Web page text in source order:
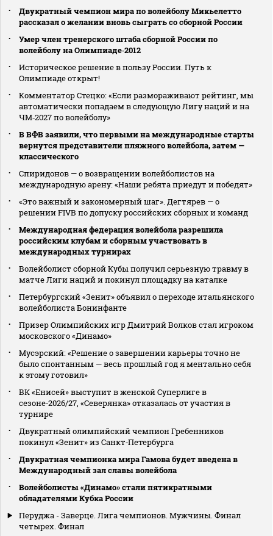
Двукратный чемпион мира по волейболу Микьелетто
рассказал о желании вновь сыграть со сборной России
Умер член тренерского штаба сборной России по
волейболу на Олимпиаде‑2012
Историческое решение в пользу России. Путь к
Олимпиаде открыт!
Комментатор Стецко: «Если размораживают рейтинг, мы
автоматически попадаем в следующую Лигу наций и на
ЧМ‑2027 по волейболу»
В ВФВ заявили, что первыми на международные старты
вернутся представители пляжного волейбола, затем —
классического
Спиридонов — о возвращении волейболистов на
международную арену: «Наши ребята приедут и победят»
«Это важный и закономерный шаг». Дегтярев — о
решении FIVB по допуску российских сборных и команд
Международная федерация волейбола разрешила
российским клубам и сборным участвовать в
международных турнирах
Волейболист сборной Кубы получил серьезную травму в
матче Лиги наций и покинул площадку на каталке
Петербургский «Зенит» объявил о переходе итальянского
волейболиста Бонинфанте
Призер Олимпийских игр Дмитрий Волков стал игроком
московского «Динамо»
Мусэрский: «Решение о завершении карьеры точно не
было спонтанным — весь прошлый год я ментально себя
к этому готовил»
ВК «Енисей» выступит в женской Суперлиге в
сезоне‑2026/27, «Северянка» отказалась от участия в
турнире
Двукратный олимпийский чемпион Гребенников
покинул «Зенит» из Санкт‑Петербурга
Двукратная чемпионка мира Гамова будет введена в
Международный зал славы волейбола
Волейболисты «Динамо» стали пятикратными
обладателями Кубка России
Перуджа - Заверце. Лига чемпионов. Мужчины. Финал
четырех. Финал